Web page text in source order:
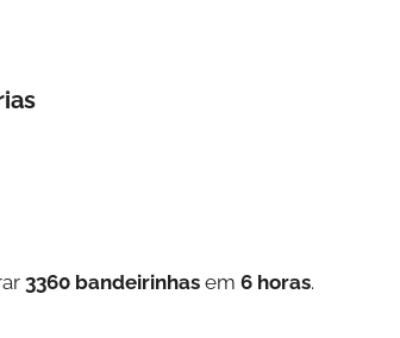
3360 bandeirinhas em6 horas.